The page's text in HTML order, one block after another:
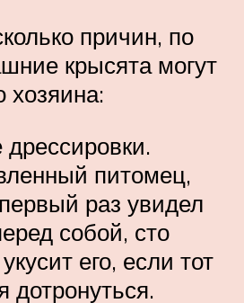
причин, по
крысята могут
хозяина:
дрессировки.
питомец,
раз увидел
собой, сто
его, если тот
дотронуться.